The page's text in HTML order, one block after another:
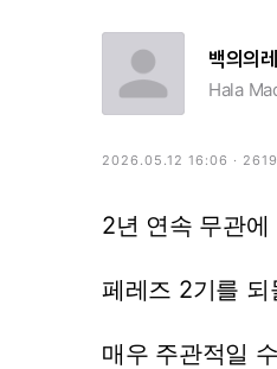
백의의
Hala
2026.05.12 16:06 ·
2년 연속 무관에
페레즈 2기를 되
매우 주관적일